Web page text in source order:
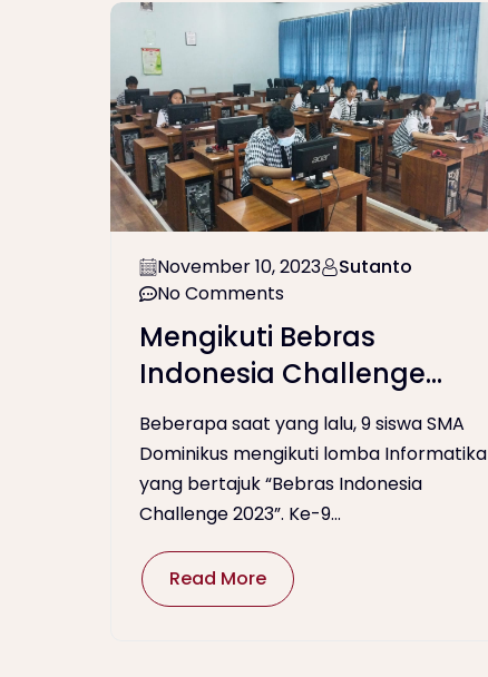
November 10, 2023
Sutanto
No Comments
Mengikuti Bebras
Indonesia Challenge
2023
Beberapa saat yang lalu, 9 siswa SMA
Dominikus mengikuti lomba Informatika
yang bertajuk “Bebras Indonesia
Challenge 2023”. Ke-9...
Read More